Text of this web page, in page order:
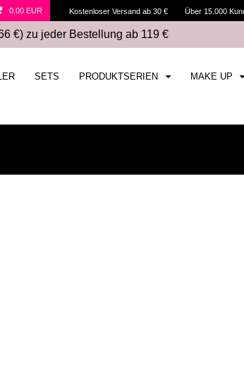
Kostenloser Versand ab 30 € Über 15.000
0,00 EUR
€) zu jeder Bestellung ab 119 €
SETS PRODUKTSERIEN MAKE UP